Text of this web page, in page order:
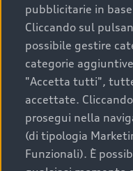
Scegliere un’auto
convenienza,
acquisto sicuro, è
determinanti come la
marchio. Audi offre
Prima Scelta :plus
pubblicitarie in
Cliccando sul
possibile gestire
categorie
"Accetta tutti",
accettate.
prosegui nella
(di tipologia
Funzionali). È